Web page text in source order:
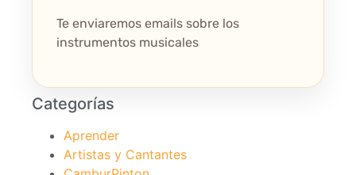
Te enviaremos emails sobre los
instrumentos musicales
Categorías
Aprender
Artistas y Cantantes